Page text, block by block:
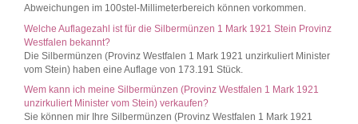
Abweichungen im 100stel-Millimeterbereich können vorkommen.
Welche Auflagezahl ist für die Silbermünzen 1 Mark 1921 Stein Provinz
Westfalen bekannt?
Die Silbermünzen (Provinz Westfalen 1 Mark 1921 unzirkuliert Minister
vom Stein) haben eine Auflage von 173.191 Stück.
Wem kann ich meine Silbermünzen (Provinz Westfalen 1 Mark 1921
unzirkuliert Minister vom Stein) verkaufen?
Sie können mir Ihre Silbermünzen (Provinz Westfalen 1 Mark 1921